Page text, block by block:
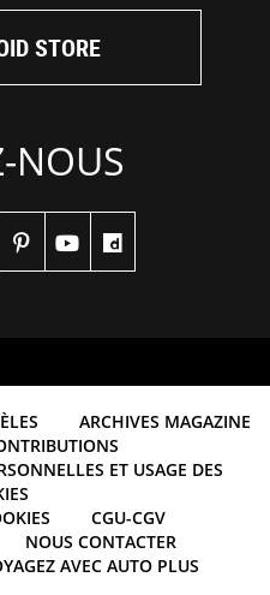
STORE
NOUS
ARCHIVES MAGAZINE
ET USAGE DES
CGU-CGV
NOUS CONTACTER
AVEC AUTO PLUS